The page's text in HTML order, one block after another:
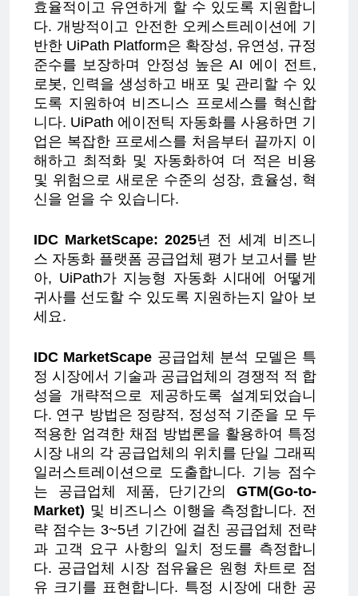
효율적이고 유연하게 할 수 있도록 지원합니
다. 개방적이고 안전한 오케스트레이션에 기
반한 UiPath Platform은 확장성, 유연성, 규정
준수를 보장하며 안정성 높은 AI 에이 전트,
로봇, 인력을 생성하고 배포 및 관리할 수 있
도록 지원하여 비즈니스 프로세스를 혁신합
니다. UiPath 에이전틱 자동화를 사용하면 기
업은 복잡한 프로세스를 처음부터 끝까지 이
해하고 최적화 및 자동화하여 더 적은 비용
및 위험으로 새로운 수준의 성장, 효율성, 혁
신을 얻을 수 있습니다.
IDC MarketScape: 2025년 전 세계 비즈니
스 자동화 플랫폼 공급업체 평가 보고서를 받
아, UiPath가 지능형 자동화 시대에 어떻게
귀사를 선도할 수 있도록 지원하는지 알아 보
세요.
IDC MarketScape 공급업체 분석 모델은 특
정 시장에서 기술과 공급업체의 경쟁적 적 합
성을 개략적으로 제공하도록 설계되었습니
다. 연구 방법은 정량적, 정성적 기준을 모 두
적용한 엄격한 채점 방법론을 활용하여 특정
시장 내의 각 공급업체의 위치를 단일 그래픽
일러스트레이션으로 도출합니다. 기능 점수
는 공급업체 제품, 단기간의 GTM(Go-to-
Market) 및 비즈니스 이행을 측정합니다. 전
략 점수는 3~5년 기간에 걸친 공급업체 전략
과 고객 요구 사항의 일치 정도를 측정합니
다. 공급업체 시장 점유율은 원형 차트로 점
유 크기를 표현합니다. 특정 시장에 대한 공